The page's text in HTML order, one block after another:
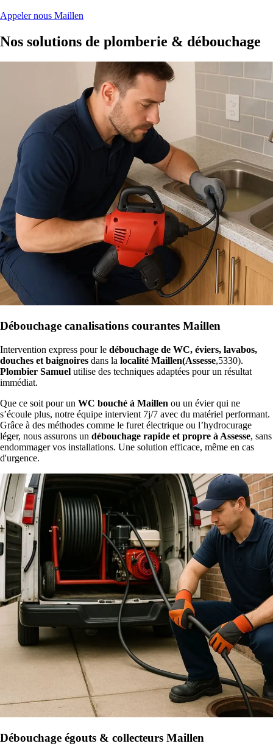
Appeler nous Maillen
Nos solutions de plomberie & débouchage
Débouchage canalisations courantes Maillen
Intervention express pour le débouchage de WC, éviers, lavabos,
douches et baignoires dans la localité Maillen(Assesse,5330).
Plombier Samuel utilise des techniques adaptées pour un résultat
immédiat.
Que ce soit pour un WC bouché à Maillen ou un évier qui ne
s’écoule plus, notre équipe intervient 7j/7 avec du matériel performant.
Grâce à des méthodes comme le furet électrique ou l’hydrocurage
léger, nous assurons un débouchage rapide et propre à Assesse, sans
endommager vos installations. Une solution efficace, même en cas
d'urgence.
Débouchage égouts & collecteurs Maillen